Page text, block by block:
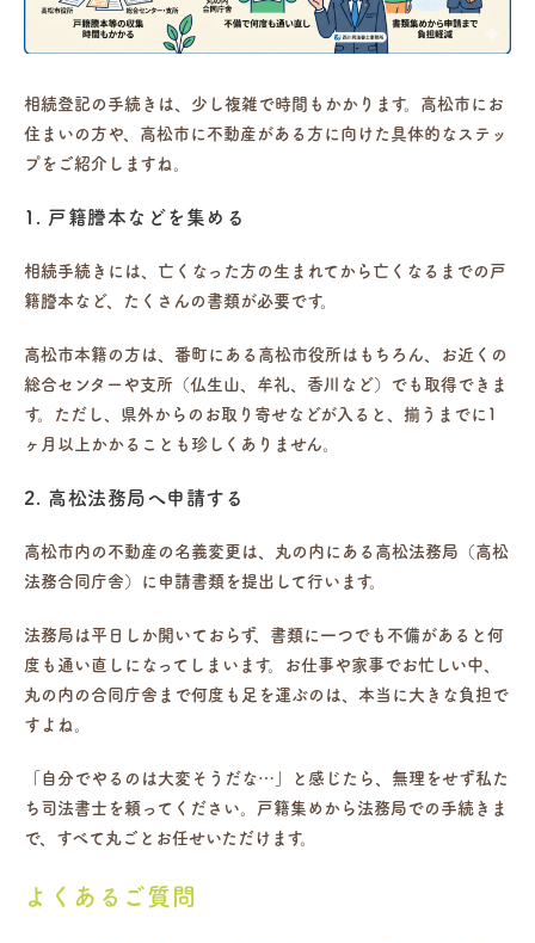
相続登記の手続きは、少し複雑で時間もかかります。高松市にお
住まいの方や、高松市に不動産がある方に向けた具体的なステッ
プをご紹介しますね。
1. 戸籍謄本などを集める
相続手続きには、亡くなった方の生まれてから亡くなるまでの戸
籍謄本など、たくさんの書類が必要です。
高松市本籍の方は、番町にある 高松市役所はもちろん、お近くの
総合センターや支所（仏生山、牟礼、香川など）でも取得できま
す。ただし、県外からのお取り寄せなどが入ると、揃うまでに1
ヶ月以上かかることも珍しくありません。
2. 高松法務局へ申請する
高松市内の不動産の名義変更は、丸の内にある高松法務局（高松
法務合同庁舎）に申請書類を提出して行います。
法務局は平日しか開いておらず、書類に一つでも不備があると何
度も通い直しになってしまいます。お仕事や家事でお忙しい中、
丸の内の合同庁舎まで何度も足を運ぶのは、本当に大きな負担で
すよね。
「自分でやるのは大変そうだな…」と感じたら、無理をせず私た
ち司法書士を頼ってください。戸籍集めから法務局での手続きま
で、すべて丸ごとお任せいただけます。
よくあるご質問